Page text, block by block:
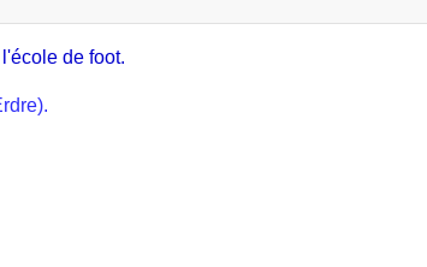
de foot.